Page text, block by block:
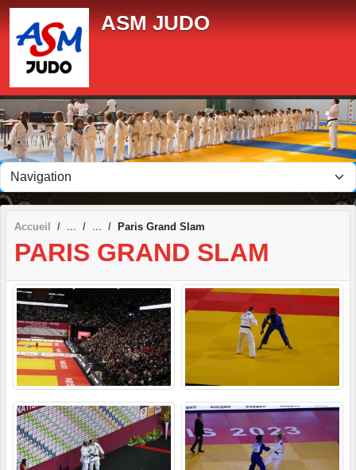
ASM JUDO
Accueil Paris Grand Slam
PARIS GRAND SLAM
Panneau de gestion des cookies